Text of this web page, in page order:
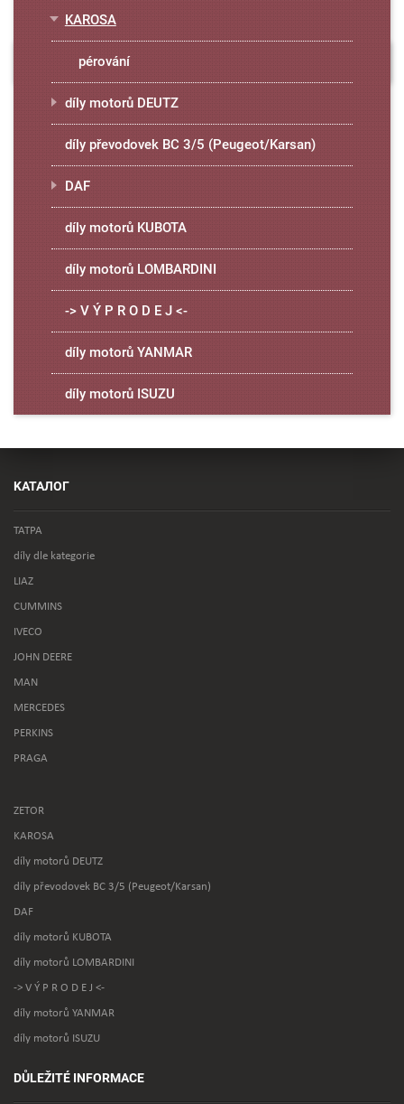
KAROSA
pérování
díly motorů DEUTZ
díly převodovek BC 3/5 (Peugeot/Karsan)
DAF
díly motorů KUBOTA
díly motorů LOMBARDINI
-> V Ý P R O D E J <-
díly motorů YANMAR
díly motorů ISUZU
KАТАЛОГ
TATPA
díly dle kategorie
LIAZ
CUMMINS
IVECO
JOHN DEERE
MAN
MERCEDES
PERKINS
PRAGA
ZETOR
KAROSA
díly motorů DEUTZ
díly převodovek BC 3/5 (Peugeot/Karsan)
DAF
díly motorů KUBOTA
díly motorů LOMBARDINI
-> V Ý P R O D E J <-
díly motorů YANMAR
díly motorů ISUZU
DŮLEŽITÉ INFORMACE